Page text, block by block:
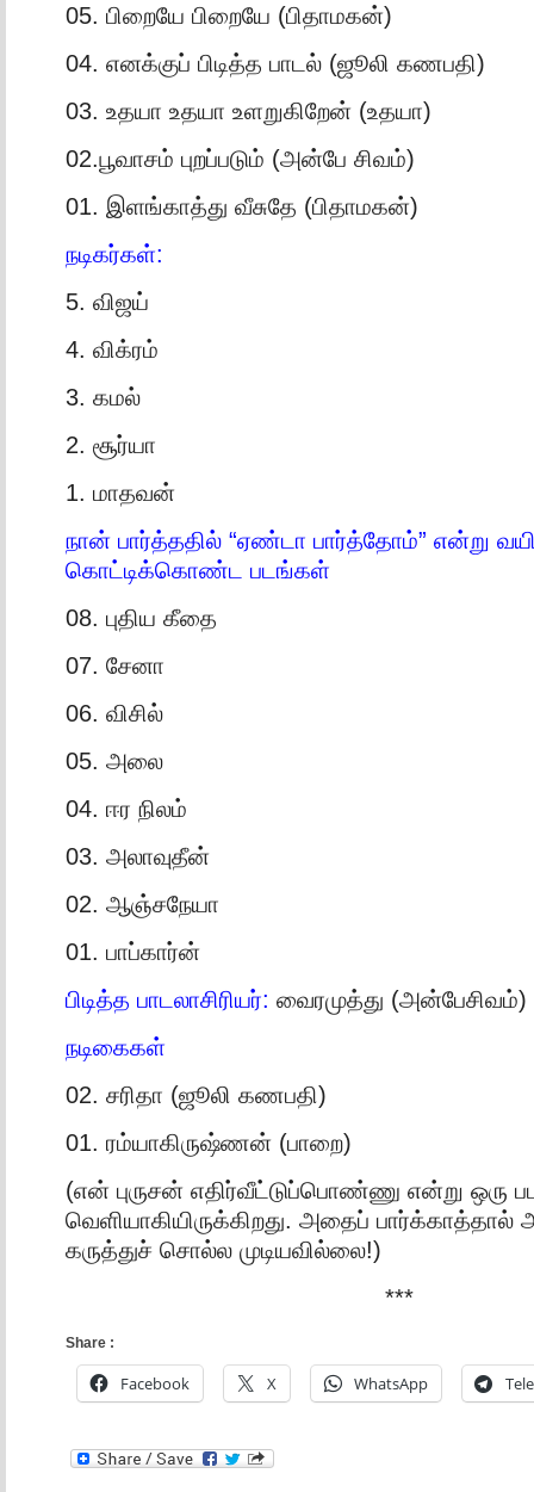
05. பிறையே பிறையே (பிதாமகன்)
04. எனக்குப் பிடித்த பாடல் (ஜூலி கணபதி)
03. உதயா உதயா உளறுகிறேன் (உதயா)
02.பூவாசம் புறப்படும் (அன்பே சிவம்)
01. இளங்காத்து வீசுதே (பிதாமகன்)
நடிகர்கள்:
5. விஜய்
4. விக்ரம்
3. கமல்
2. சூர்யா
1. மாதவன்
நான் பார்த்ததில் “ஏண்டா பார்த்தோம்” என்று
கொட்டிக்கொண்ட படங்கள்
08. புதிய கீதை
07. சேனா
06. விசில்
05. அலை
04. ஈர நிலம்
03. அலாவுதீன்
02. ஆஞ்சநேயா
01. பாப்கார்ன்
பிடித்த பாடலாசிரியர்: வைரமுத்து (அன்பேசிவம்)
நடிகைகள்
02. சரிதா (ஜூலி கணபதி)
01. ரம்யாகிருஷ்ணன் (பாறை)
(என் புருசன் எதிர்வீட்டுப்பொண்ணு என்று ஒரு
வெளியாகியிருக்கிறது. அதைப் பார்க்காத்தால்
கருத்துச் சொல்ல முடியவில்லை!)
***
Share :
Facebook X WhatsApp